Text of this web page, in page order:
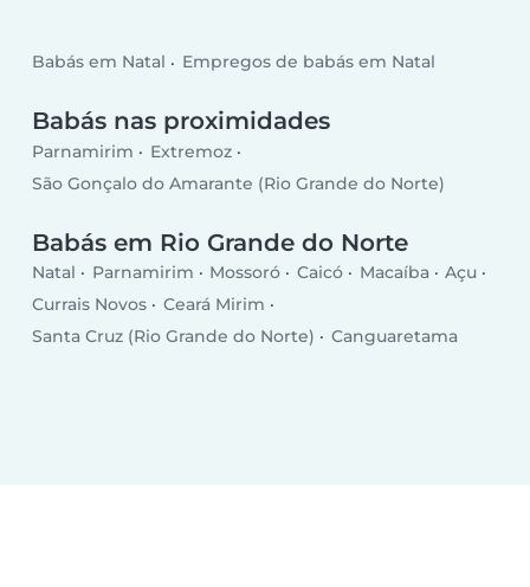
Babás em Natal Empregos de babás em Natal
Babás nas proximidades
Parnamirim
Extremoz
São Gonçalo do Amarante (Rio Grande do Norte)
Babás em Rio Grande do Norte
Natal Parnamirim Mossoró Caicó Macaíba
Açu
Currais Novos
Ceará Mirim
Santa Cruz (Rio Grande do Norte)
Canguaretama